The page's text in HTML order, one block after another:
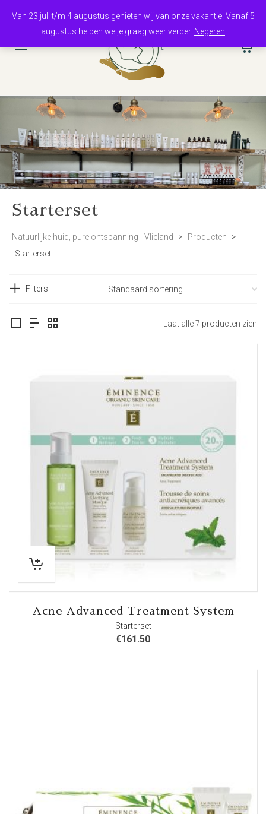
Van 23 juli t/m 4 augustus genieten wij van onze vakantie. Vanaf 5
augustus helpen we je graag weer verder. Negeren
Starterset
Natuurlijke huid, pure ontspanning - Vlieland > Producten
>
Starterset
Filters
Laat alle 7 producten zien
Acne Advanced Treatment System
Starterset
€161.50